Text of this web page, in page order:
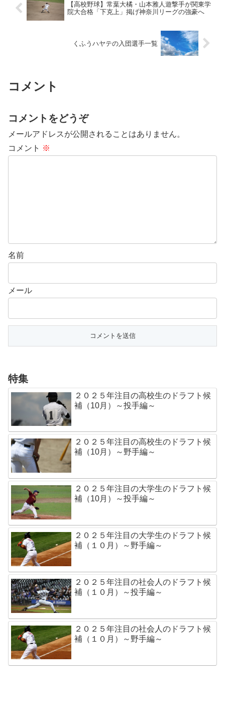
【高校野球】常葉大橘・山本雅人遊撃手が関東学
院大合格「下克上」掲げ神奈川リーグの強豪へ
くふうハヤテの入団選手一覧
コメント
コメントをどうぞ
メールアドレスが公開されることはありません。
コメント ※
名前
メール
特集
２０２５年注目の高校生のドラフト候
補（10月）～投手編～
２０２５年注目の高校生のドラフト候
補（10月）～野手編～
２０２５年注目の大学生のドラフト候
補（10月）～投手編～
２０２５年注目の大学生のドラフト候
補（１０月）～野手編～
２０２５年注目の社会人のドラフト候
補（１０月）～投手編～
２０２５年注目の社会人のドラフト候
補（１０月）～野手編～